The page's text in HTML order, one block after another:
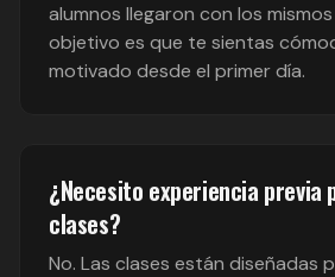
alumnos llegaron con los
objetivo es que te sientas
motivado desde el primer día.
¿Necesito experiencia previa
clases?
No. Las clases están diseñadas